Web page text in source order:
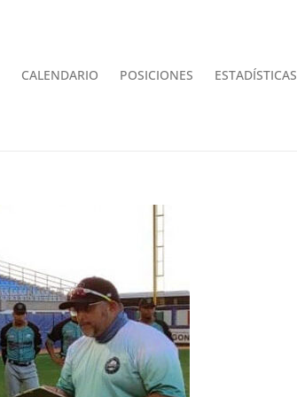
CALENDARIO POSICIONES ESTADÍSTICAS